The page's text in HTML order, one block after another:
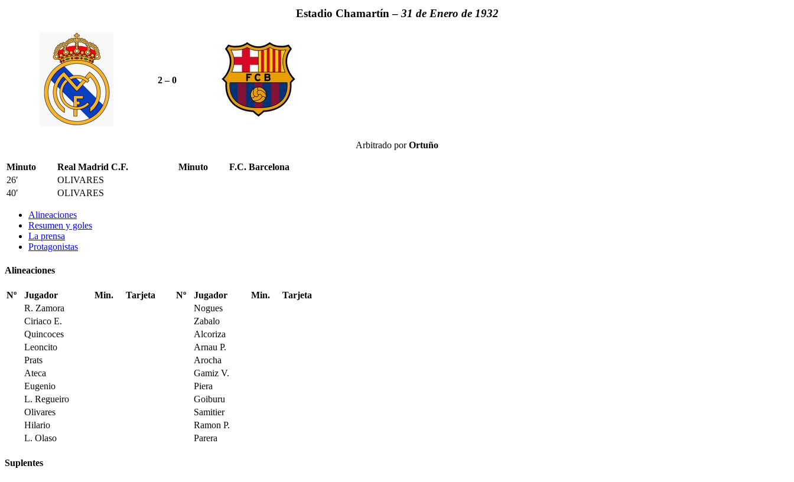
Estadio Chamartín – 31 de Enero de 1932
2 – 0
Arbitrado porOrtuño
Minuto Real Madrid C.F. Minuto
F.C. Barcelona
26′
OLIVARES
40′
OLIVARES
Alineaciones
Resumen y goles
La prensa
Protagonistas
Alineaciones
Nº Jugador Min. Tarjeta Nº Jugador Min.
Tarjeta
R. Zamora
Nogues
Ciriaco E.
Zabalo
Quincoces
Alcoriza
Leoncito
Arnau P.
Prats
Arocha
Ateca
Gamiz V.
Eugenio
Piera
L. Regueiro
Goiburu
Olivares
Samitier
Hilario
Ramon P.
L. Olaso
Parera
Suplentes